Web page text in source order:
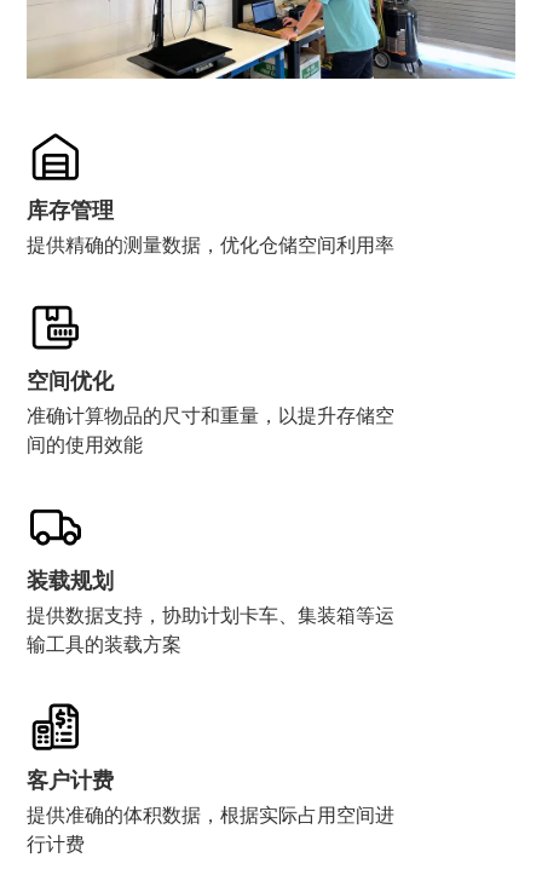
库存管理
提供精确的测量数据，优化仓储空间利用率
空间优化
准确计算物品的尺寸和重量，以提升存储空
间的使用效能
装载规划
提供数据支持，协助计划卡车、集装箱等运
输工具的装载方案
客户计费
提供准确的体积数据，根据实际占用空间进
行计费